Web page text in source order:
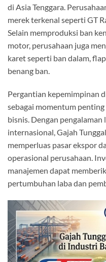
di Asia Tenggara.
merek terkenal seperti GT
Selain memproduksi ban
motor, perusahaan juga
karet seperti ban dalam,
benang ban.
Pergantian kepemimpinan
sebagai momentum
bisnis. Dengan
internasional, Gajah
memperluas pasar ekspor
operasional perusahaan.
manajemen dapat
pertumbuhan laba dan